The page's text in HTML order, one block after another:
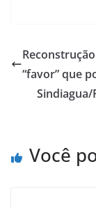
e
b
o
s
A
p
“favor” que
Você